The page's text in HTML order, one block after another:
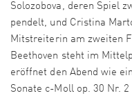
Solozobova, deren Spiel
pendelt, und Cristina
Mitstreiterin am zweiten
Beethoven steht im
eröffnet den Abend wie
Sonate c-Moll op. 30 Nr.